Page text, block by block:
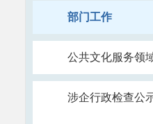
部门工作
公共文化服务领
涉企行政检查公